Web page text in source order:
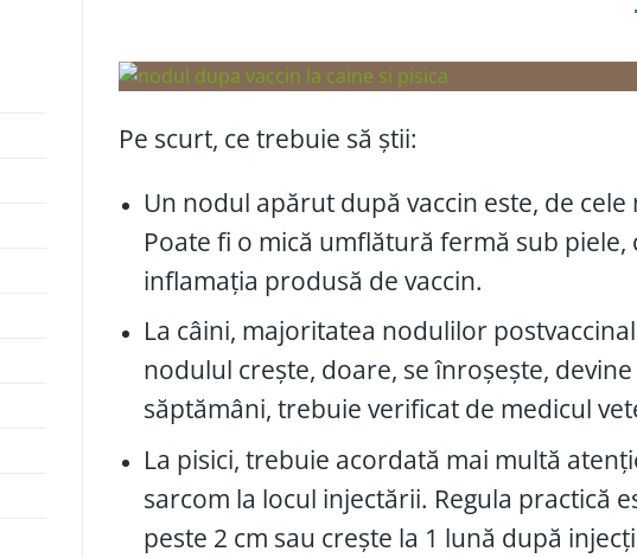
Pe scurt, ce trebuie să știi:
Un nodul apărut după vaccin este, de
Poate fi o mică umflătură fermă sub
inflamația produsă de vaccin.
La câini, majoritatea nodulilor
nodulul crește, doare, se înroșește,
săptămâni, trebuie verificat de medicul
La pisici, trebuie acordată mai multă
sarcom la locul injectării. Regula practică
peste 2 cm sau crește la 1 lună după